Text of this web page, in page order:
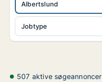
Jobtype
Albertslund
507 aktive